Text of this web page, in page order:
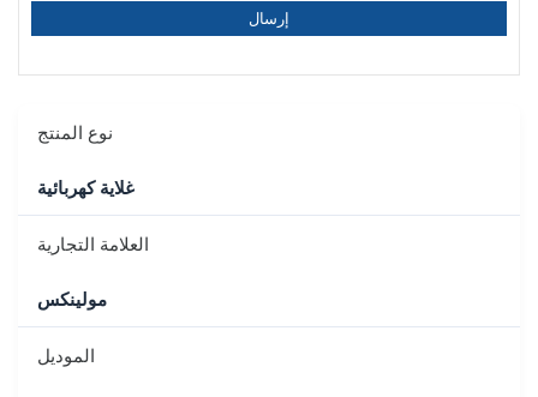
إرسال
نوع المنتج
غلاية كهربائية
العلامة التجارية
مولينكس
الموديل